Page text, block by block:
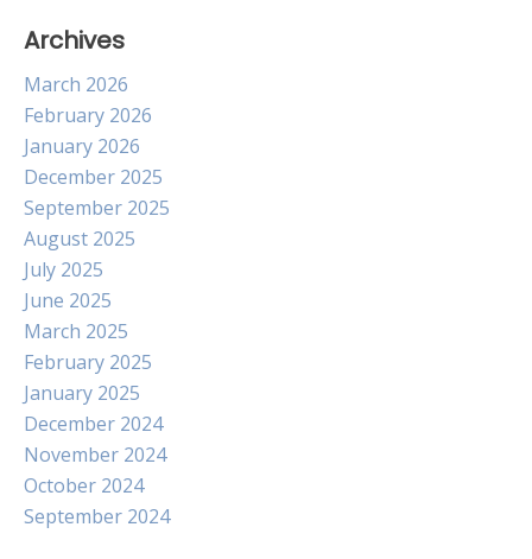
Archives
March 2026
February 2026
January 2026
December 2025
September 2025
August 2025
July 2025
June 2025
March 2025
February 2025
January 2025
December 2024
November 2024
October 2024
September 2024